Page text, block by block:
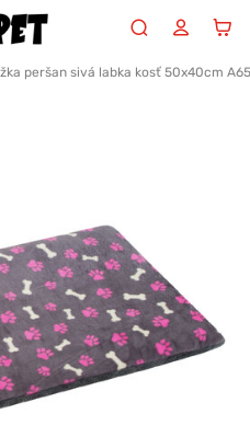
peršan sivá labka kosť 50x40cm A65